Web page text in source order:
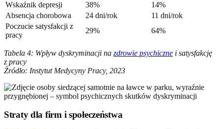
Wskaźnik depresji
38%
14%
Absencja chorobowa
24 dni/rok
11 dni/rok
Poczucie satysfakcji z
pracy
29% 64%
Tabela 4: Wpływ dyskryminacji na zdrowie psychiczne i satysfakcję
z pracy
Źródło: Instytut Medycyny Pracy, 2023
Straty dla firm i społeczeństwa